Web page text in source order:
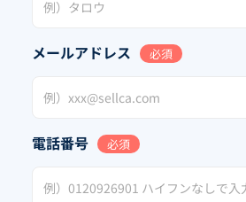
メールアドレス 必須
電話番号 必須